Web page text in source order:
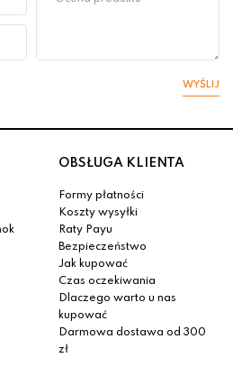
WYŚLIJ
OBSŁUGA KLIENTA
Formy płatności
Koszty wysyłki
Raty Payu
Bezpieczeństwo
Jak kupować
Czas oczekiwania
Dlaczego warto u nas
kupować
Darmowa dostawa od 300
zł